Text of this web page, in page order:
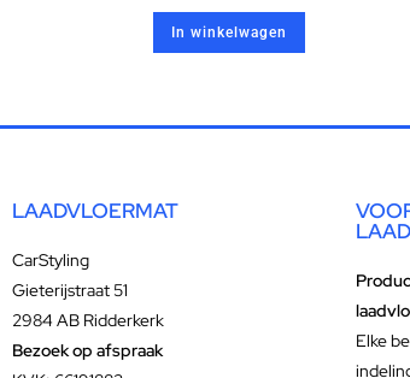
In winkelwagen
LAADVLOERMAT
CarStyling
Gieterijstraat 51
2984 AB Ridderkerk
Bezoek op afspraak
Elke